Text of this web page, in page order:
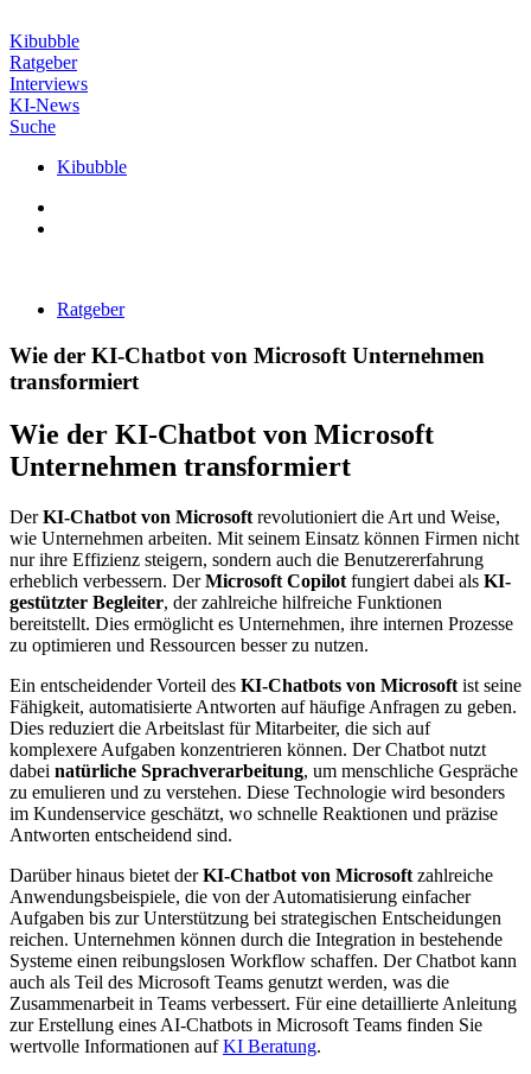
Inhalt
wechseln
Kibubble
Ratgeber
Interviews
KI-News
Suche
Kibubble
Ratgeber
Wie der KI-Chatbot von Microsoft Unternehmen
transformiert
Wie der KI-Chatbot von Microsoft
Unternehmen transformiert
DerKI-Chatbot von Microsoft revolutioniert die Art und Weise,
wie Unternehmen arbeiten. Mit seinem Einsatz können Firmen nicht
nur ihre Effizienz steigern, sondern auch die Benutzererfahrung
erheblich verbessern. DerMicrosoft Copilot fungiert dabei als KI-
gestützter Begleiter, der zahlreiche hilfreiche Funktionen
bereitstellt. Dies ermöglicht es Unternehmen, ihre internen Prozesse
zu optimieren und Ressourcen besser zu nutzen.
Ein entscheidender Vorteil des KI-Chatbots von Microsoft ist seine
Fähigkeit, automatisierte Antworten auf häufige Anfragen zu geben.
Dies reduziert die Arbeitslast für Mitarbeiter, die sich auf
komplexere Aufgaben konzentrieren können. Der Chatbot nutzt
dabei natürliche Sprachverarbeitung, um menschliche Gespräche
zu emulieren und zu verstehen. Diese Technologie wird besonders
im Kundenservice geschätzt, wo schnelle Reaktionen und präzise
Antworten entscheidend sind.
Darüber hinaus bietet derKI-Chatbot von Microsoft zahlreiche
Anwendungsbeispiele, die von der Automatisierung einfacher
Aufgaben bis zur Unterstützung bei strategischen Entscheidungen
reichen. Unternehmen können durch die Integration in bestehende
Systeme einen reibungslosen Workflow schaffen. Der Chatbot kann
auch als Teil des Microsoft Teams genutzt werden, was die
Zusammenarbeit in Teams verbessert. Für eine detaillierte Anleitung
zur Erstellung eines AI-Chatbots in Microsoft Teams finden Sie
wertvolle Informationen aufKI Beratung.